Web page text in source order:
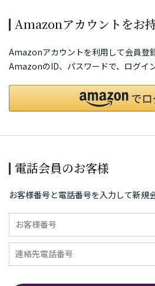
Amazonアカウントをお
Amazonアカウントを利用して会員登
AmazonのID、パスワードで、ログイ
電話会員のお客様
お客様番号と電話番号を入力して新規